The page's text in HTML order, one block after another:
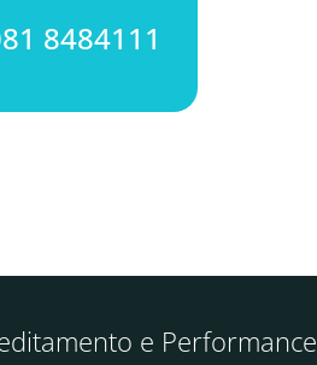
8484111
e Performance